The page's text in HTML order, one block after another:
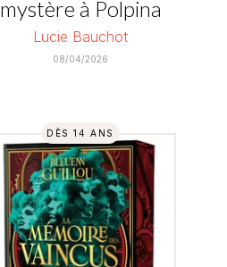
mystère à Polpina
Lucie Bauchot
08/04/2026
DÈS 14 ANS